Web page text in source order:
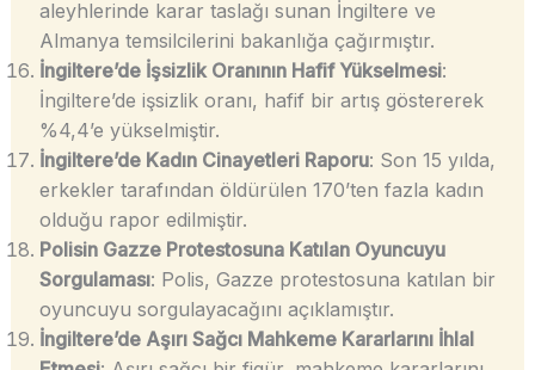
aleyhlerinde karar taslağı sunan İngiltere ve
Almanya temsilcilerini bakanlığa çağırmıştır.
İngiltere’de İşsizlik Oranının Hafif Yükselmesi:
İngiltere’de işsizlik oranı, hafif bir artış göstererek
%4,4’e yükselmiştir.
İngiltere’de Kadın Cinayetleri Raporu: Son 15 yılda,
erkekler tarafından öldürülen 170’ten fazla kadın
olduğu rapor edilmiştir.
Polisin Gazze Protestosuna Katılan Oyuncuyu
Sorgulaması: Polis, Gazze protestosuna katılan bir
oyuncuyu sorgulayacağını açıklamıştır.
İngiltere’de Aşırı Sağcı Mahkeme Kararlarını İhlal